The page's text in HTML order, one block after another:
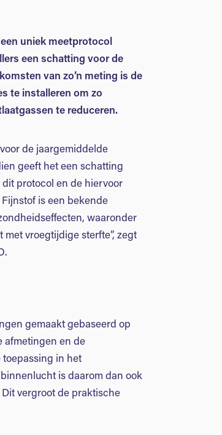
uniek meetprotocol
een schatting voor de
van zo’n meting is de
te installeren om zo
te reduceren.
de jaargemiddelde
geeft het een schatting
protocol en de hiervoor
is een bekende
waaronder
vroegtijdige sterfte”, zegt
gemaakt gebaseerd op
afmetingen en de
in het
is daarom dan ook
vergroot de praktische